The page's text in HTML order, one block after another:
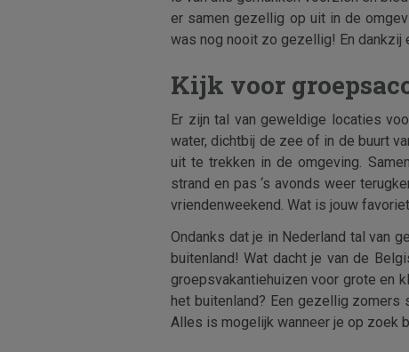
er samen gezellig op uit in de
was nog nooit zo gezellig! En dankzij
Kijk voor
Er zijn tal van geweldige locaties
water, dichtbij de zee of in de buurt
uit te trekken in de omgeving.
strand en pas ‘s avonds weer
vriendenweekend. Wat is jouw
Ondanks dat je in Nederland tal van
buitenland! Wat dacht je van de
groepsvakantiehuizen voor grote en
het buitenland? Een gezellig zomers
Alles is mogelijk wanneer je op zoek